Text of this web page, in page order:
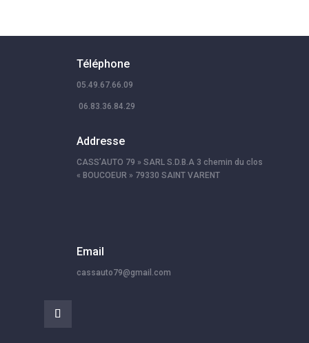
Téléphone
05.49.67.66.09
06.83.36.84.29
Addresse
CASS’AUTO 79 » SARL S.D.B.A 3 chemin du clos
« BOUCOEUR » 79330 SAINT VARENT
Email
cassauto79@gmail.com